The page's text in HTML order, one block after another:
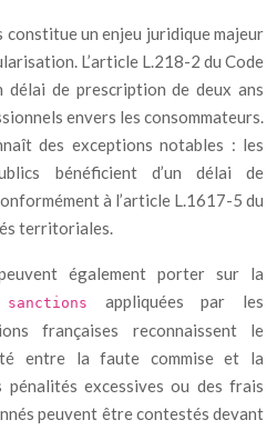
constitue un enjeu juridique majeur
L’article L.218-2 du Code
délai de prescription de deux ans
envers les consommateurs.
des exceptions notables : les
bénéficient d’un délai de
à l’article L.1617-5 du
territoriales.
également porter sur la
appliquées par les
françaises reconnaissent le
entre la faute commise et la
pénalités excessives ou des frais
peuvent être contestés devant